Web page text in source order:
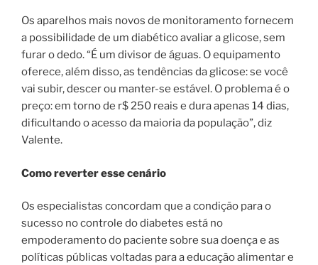
Os aparelhos mais novos de monitoramento fornecem
a possibilidade de um diabético avaliar a glicose, sem
furar o dedo. “É um divisor de águas. O equipamento
oferece, além disso, as tendências da glicose: se você
vai subir, descer ou manter-se estável. O problema é o
preço: em torno de r$ 250 reais e dura apenas 14 dias,
dificultando o acesso da maioria da população”, diz
Valente.
Como reverter esse cenário
Os especialistas concordam que a condição para o
sucesso no controle do diabetes está no
empoderamento do paciente sobre sua doença e as
políticas públicas voltadas para a educação alimentar e